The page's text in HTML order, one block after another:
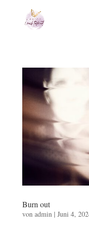
Burn out
von admin| Juni 4,